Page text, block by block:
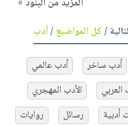
/كل المواضيع/أدب
أدب ساخر
أدب عالمي
العربي
الأدب المهجري
أدبية رسائل
روايات